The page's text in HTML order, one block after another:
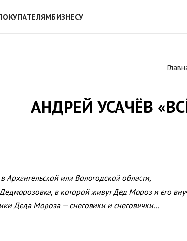
БИЗНЕСУ
АНДРЕЙ УСАЧЁВ
Архангельской или Вологодской области,
в которой живут Дед Мороз и его
Деда Мороза — снеговики и снеговички…